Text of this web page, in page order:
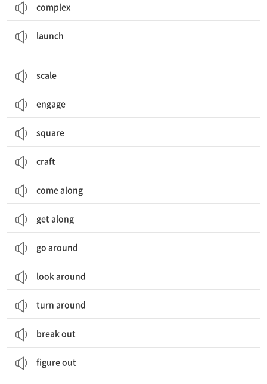
complex
launch
scale
engage
square
craft
come along
get along
go around
look around
turn around
break out
figure out